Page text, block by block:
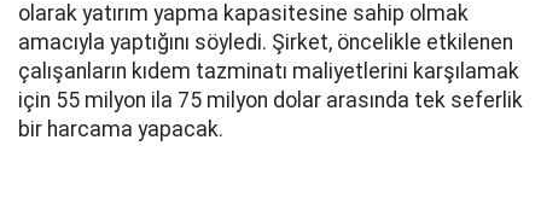
olarak yatırım yapma kapasitesine sahip olmak
amacıyla yaptığını söyledi. Şirket, öncelikle etkilenen
çalışanların kıdem tazminatı maliyetlerini karşılamak
için 55 milyon ila 75 milyon dolar arasında tek seferlik
bir harcama yapacak.